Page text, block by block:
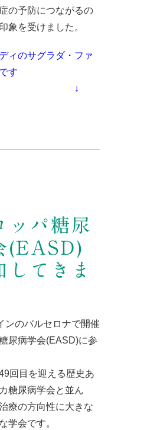
の予防につながるの
象を受けました。
ィのサグラダ・ファ
す
ッパ糖尿
(EASD)
してきま
ンのバルセロナで開催
尿病学会(EASD)に参
回目を迎える歴史あ
糖尿病学会と並ん
療の方向性に大きな
学会です。